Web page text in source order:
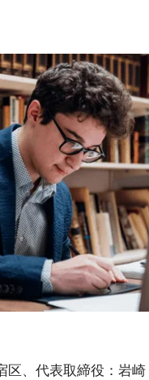
区、代表取締役：岩